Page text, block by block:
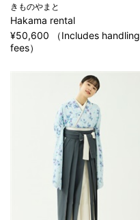
きものやまと
Hakama rental
¥50,600 （Includes handling
fees）